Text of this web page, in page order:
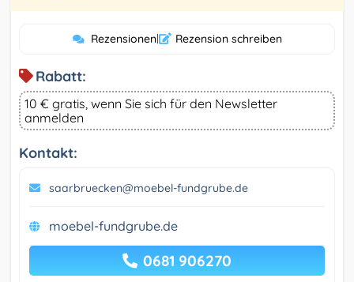
Rezensionen| Rezension schreiben
Rabatt:
10 € gratis, wenn Sie sich für den Newsletter
anmelden
Kontakt:
saarbruecken@moebel-fundgrube.de
moebel-fundgrube.de
0681 906270